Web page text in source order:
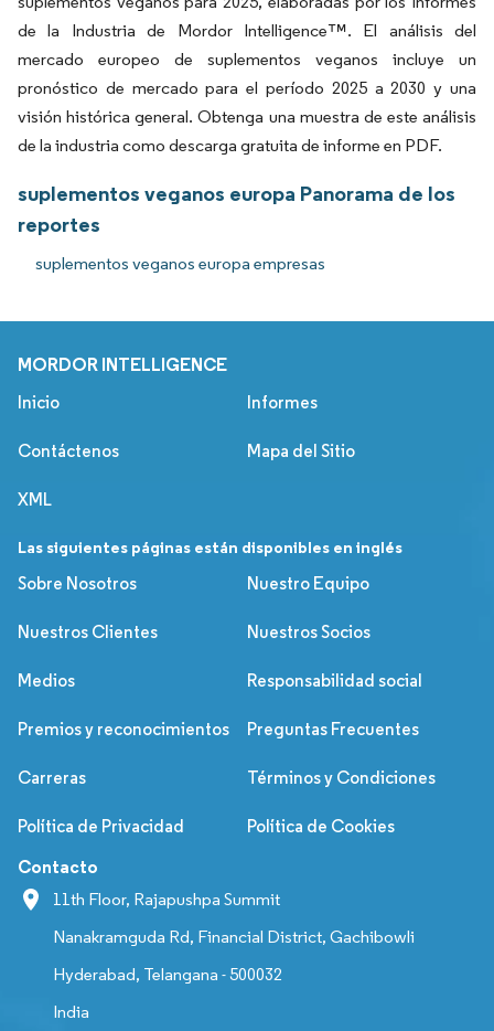
de la Industria de Mordor Intelligence™. El análisis del
mercado europeo de suplementos veganos incluye un
pronóstico de mercado para el período 2025 a 2030 y una
visión histórica general. Obtenga una muestra de este análisis
de la industria como descarga gratuita de informe en PDF.
suplementos veganos europa Panorama de los
reportes
suplementos veganos europa empresas
MORDOR INTELLIGENCE
Inicio Informes
Contáctenos Mapa del Sitio
XML
Las siguientes páginas están disponibles en inglés
Sobre Nosotros
Nuestro Equipo
Nuestros Clientes Nuestros Socios
Medios Responsabilidad social
Premios y reconocimientos Preguntas Frecuentes
Carreras Términos y Condiciones
Política de Privacidad Política de Cookies
Contacto
11th Floor, Rajapushpa Summit
Nanakramguda Rd, Financial District, Gachibowli
Hyderabad, Telangana - 500032
India